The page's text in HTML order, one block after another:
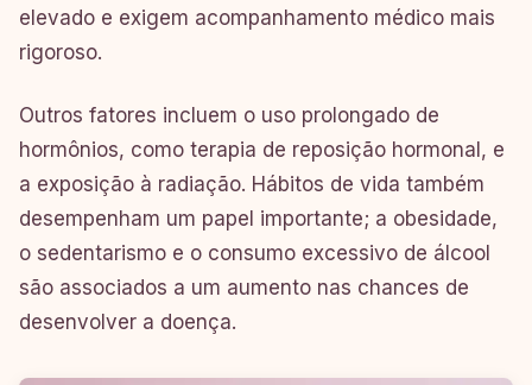
elevado e exigem acompanhamento médico mais
rigoroso.
Outros fatores incluem o uso prolongado de
hormônios, como terapia de reposição hormonal, e
a exposição à radiação. Hábitos de vida também
desempenham um papel importante; a obesidade,
o sedentarismo e o consumo excessivo de álcool
são associados a um aumento nas chances de
desenvolver a doença.